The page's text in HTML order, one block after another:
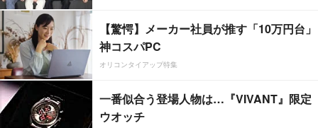
【驚愕】メーカー社員が推す「10万円台」
神コスパPC
オリコンタイアップ特集
一番似合う登場人物は…『VIVANT』限定
ウオッチ